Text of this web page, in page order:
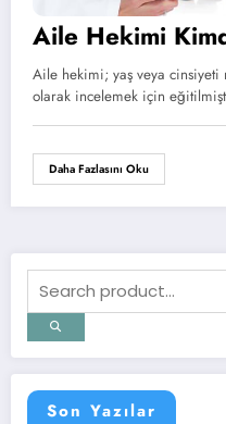
Aile Hekimi
Aile hekimi; yaş veya
olarak incelemek için
Daha Fazlasını Oku
Son Yazılar